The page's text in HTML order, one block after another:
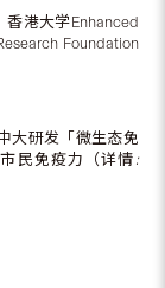
港大学Enhanced
Foundation
大研发「微生态免
民免疫力（详情 :